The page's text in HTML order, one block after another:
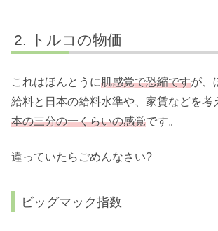
トルコの物価
これはほんとうに肌感覚で恐縮ですが、
給料と日本の給料水準や、家賃などを考
本の三分の一くらいの感覚です。
違っていたらごめんなさい?
ビッグマック指数